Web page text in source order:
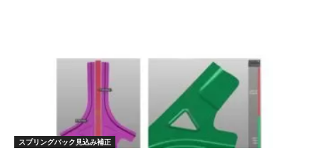
スプリングバック見込み補正